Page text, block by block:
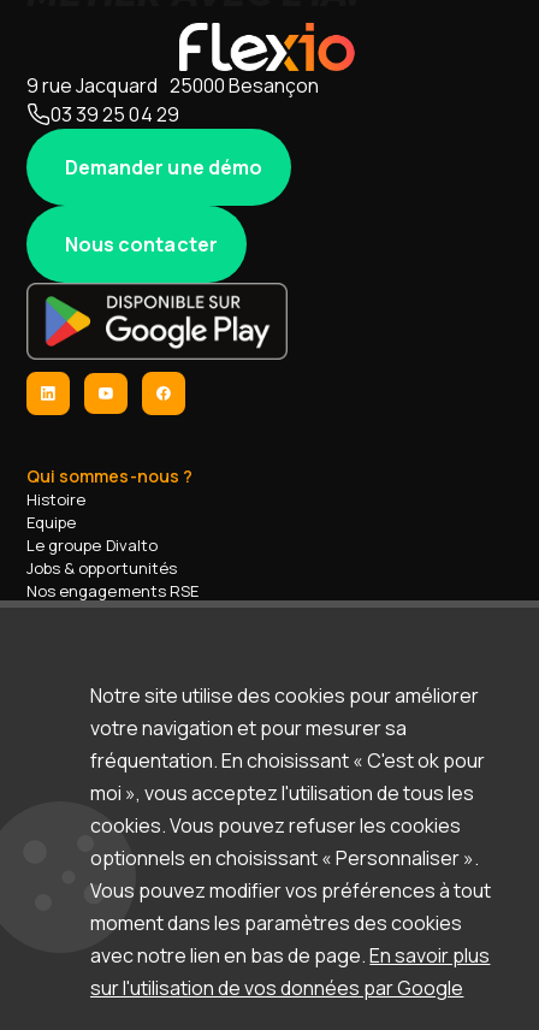
9 rue Jacquard 25000 Besançon
03 39 25 04 29
Demander une démo
Nous contacter
Qui sommes-nous ?
Histoire
Equipe
Le groupe Divalto
Jobs & opportunités
Nos engagements RSE
Contact
Accompagnement / support
Espace d'aide & support
Ressources
Clients & témoignages
Newsletter
Documentation et autres ressources
Copyright © Flexio.
Notre site utilise des cookies pour améliorer
votre navigation et pour mesurer sa
fréquentation. En choisissant « C'est ok pour
moi », vous acceptez l'utilisation de tous les
cookies. Vous pouvez refuser les cookies
optionnels en choisissant « Personnaliser ».
Vous pouvez modifier vos préférences à tout
moment dans les paramètres des cookies
avec notre lien en bas de page.En savoir plus
sur l'utilisation de vos données par Google